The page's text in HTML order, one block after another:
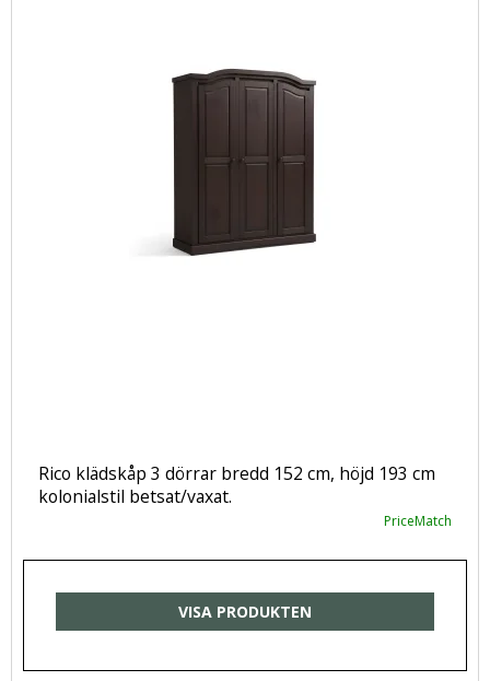
Rico klädskåp 3 dörrar bredd 152 cm, höjd 193 cm
kolonialstil betsat/vaxat.
PriceMatch
VISA PRODUKTEN